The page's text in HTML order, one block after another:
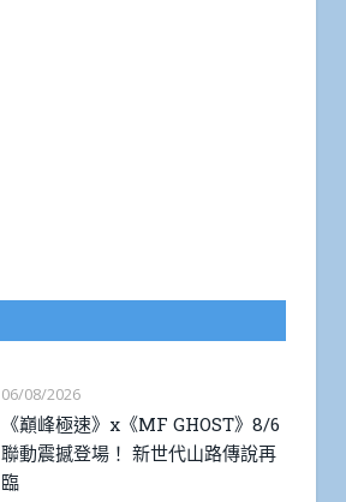
06/08/2026
《巔峰極速》x《MF GHOST》8/6
聯動震撼登場！ 新世代山路傳說再
臨